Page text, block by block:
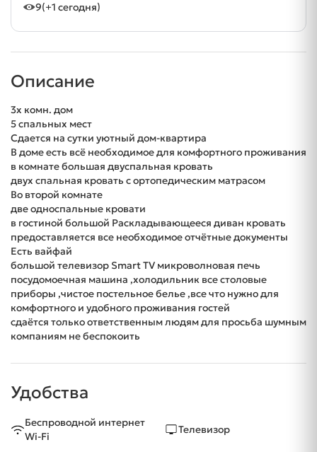
9(+1 сегодня)
Описание
3х комн. дом
5 спальных мест
Сдается на сутки уютный дом-квартира
В доме есть всё необходимое для комфортного проживания
в комнате большая двуспальная кровать
двух спальная кровать с ортопедическим матрасом
Во второй комнате
две односпальные кровати
в гостиной большой Раскладывающееся диван кровать
предоставляется все необходимое отчётные документы
Есть вайфай
большой телевизор Smart TV микроволновая печь
посудомоечная машина ,холодильник все столовые
приборы ,чистое постельное белье ,все что нужно для
комфортного и удобного проживания гостей
сдаётся только ответственным людям для просьба шумным
компаниям не беспокоить
Удобства
Беспроводной интернет
Wi-Fi
Телевизор